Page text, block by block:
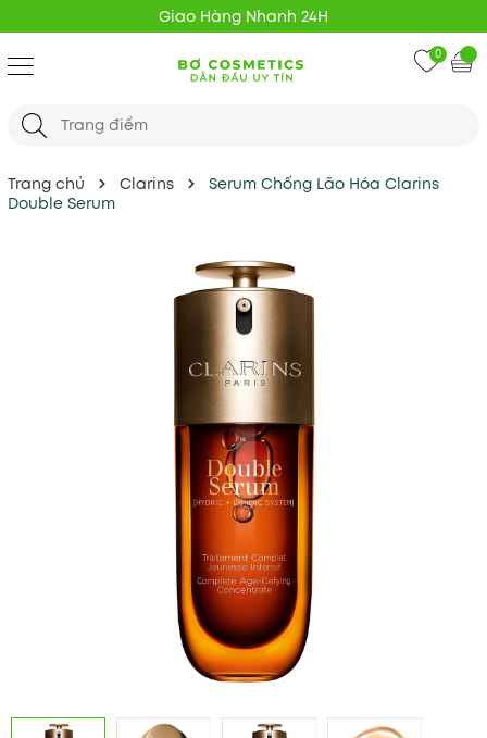
Giao Hàng Nhanh 24H
0
Trang chủ Clarins
Serum Chống Lão Hóa Clarins
Double Serum